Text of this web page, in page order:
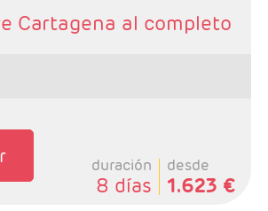
Cartagena al completo
duración
8 días
desde
1.623 €